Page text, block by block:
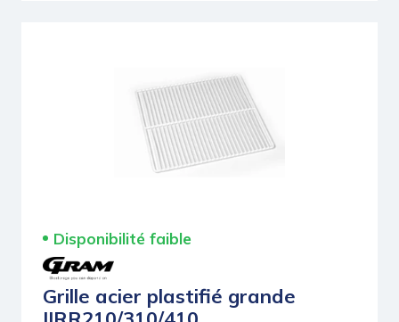
Disponibilité faible
Grille acier plastifié grande